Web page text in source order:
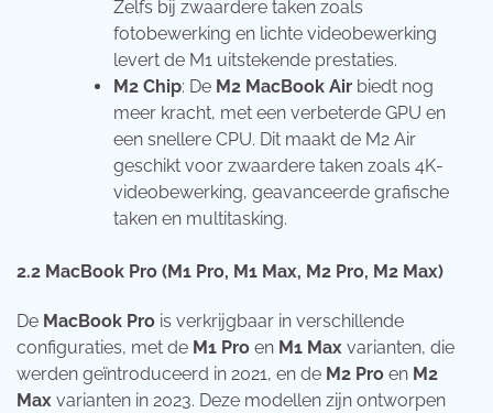
Zelfs bij zwaardere taken zoals
fotobewerking en lichte videobewerking
levert de M1 uitstekende prestaties.
M2 Chip: De M2 MacBook Air biedt nog
meer kracht, met een verbeterde GPU en
een snellere CPU. Dit maakt de M2 Air
geschikt voor zwaardere taken zoals 4K-
videobewerking, geavanceerde grafische
taken en multitasking.
2.2 MacBook Pro (M1 Pro, M1 Max, M2 Pro, M2 Max)
De MacBook Pro is verkrijgbaar in verschillende
configuraties, met de M1 Pro en M1 Max varianten, die
werden geïntroduceerd in 2021, en de M2 Pro en M2
Max varianten in 2023. Deze modellen zijn ontworpen